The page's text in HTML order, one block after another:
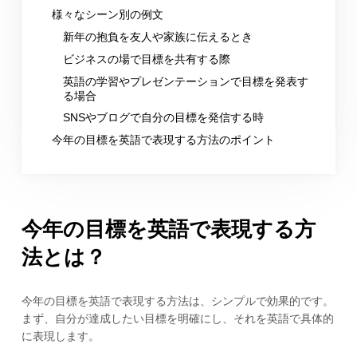
様々なシーン別の例文
新年の抱負を友人や家族に伝えるとき
ビジネスの場で目標を共有する際
英語の学習やプレゼンテーションで目標を発表す
る場合
SNSやブログで自分の目標を発信する時
今年の目標を英語で表現する方法のポイント
今年の目標を英語で表現する方
法とは？
今年の目標を英語で表現する方法は、シンプルで効果的です。
まず、自分が達成したい目標を明確にし、それを英語で具体的
に表現します。